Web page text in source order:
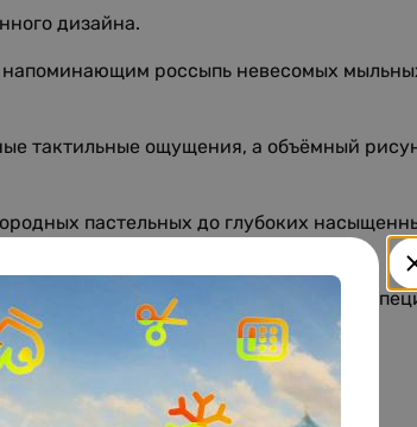
дизайна.
россыпь невесомых
тактильные ощущения, а объёмный
пастельных до глубоких
обеспечивает лёгкость в уходе, а
стиля и комфорта.